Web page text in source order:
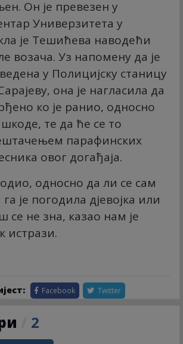
Он је превезен у
Универзитета у
је Тешићева наводећи
возача. Уз напомену да је
у Полицијску станицу
она је нагласила да
ко је ранио, односно
те да ће се то
парафинских
овог догађаја.
односно да ли се сам
је погодила дјевојка или
се не зна, казао нам је
истрази.
Facebook Twitter
2